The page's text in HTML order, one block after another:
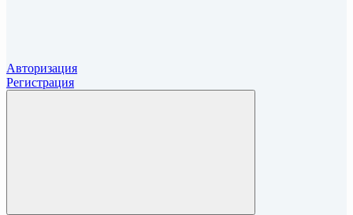
Авторизация
Регистрация